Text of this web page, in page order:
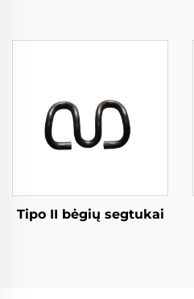
Tipo II bėgių segtukai